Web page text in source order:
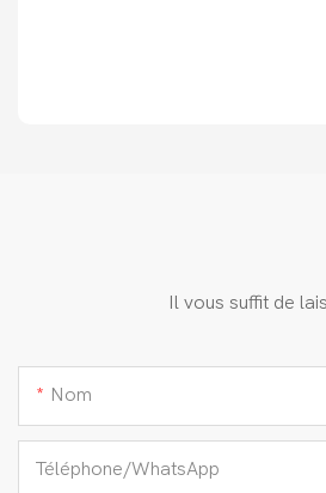
Il vous suffit de
Nom
Téléphone/WhatsApp